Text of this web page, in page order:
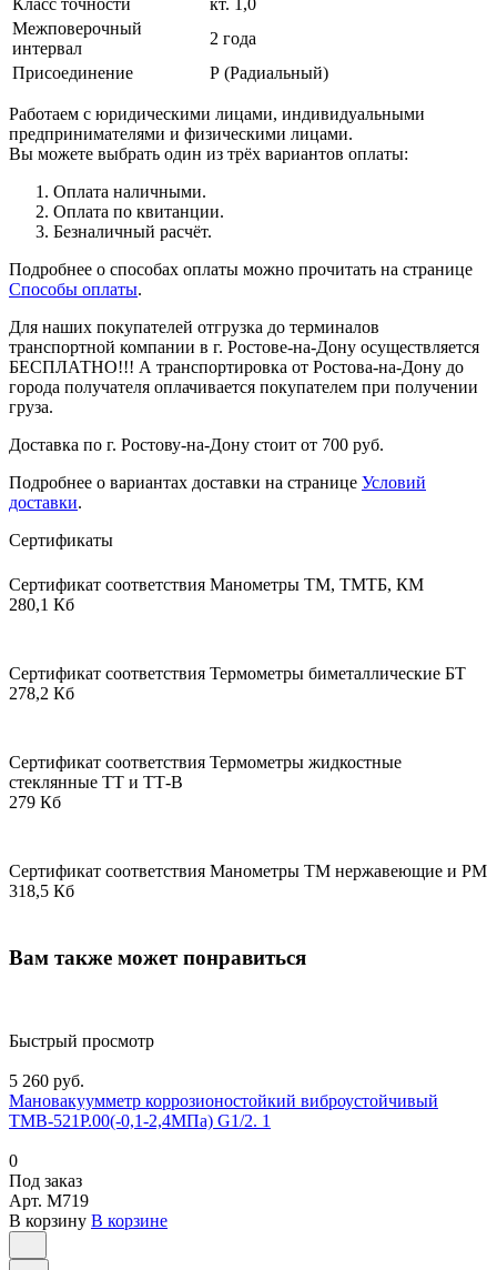
Межповерочный
интервал
2 года
Присоединение
Р (Радиальный)
Работаем с юридическими лицами, индивидуальными
предпринимателями и физическими лицами.
Вы можете выбрать один из трёх вариантов оплаты:
Оплата наличными.
Оплата по квитанции.
Безналичный расчёт.
Подробнее о способах оплаты можно прочитать на странице
Способы оплаты.
Для наших покупателей отгрузка до терминалов
транспортной компании в г. Ростове-на-Дону осуществляется
БЕСПЛАТНО!!! А транспортировка от Ростова-на-Дону до
города получателя оплачивается покупателем при получении
груза.
Доставка по г. Ростову-на-Дону стоит от 700 руб.
Подробнее о вариантах доставки на странице Условий
доставки.
Сертификаты
Сертификат соответствия Манометры ТМ, ТМТБ, КМ
280,1 Кб
Сертификат соответствия Термометры биметаллические БТ
278,2 Кб
Сертификат соответствия Термометры жидкостные
стеклянные ТТ и ТТ-В
279 Кб
Сертификат соответствия Манометры ТМ нержавеющие и РМ
318,5 Кб
Вам также может понравиться
Быстрый просмотр
5 260 руб.
Мановакуумметр коррозионостойкий виброустойчивый
ТМВ-521Р.00(-0,1-2,4МПа) G1/2. 1
0
Под заказ
Арт. M719
В корзину В корзине